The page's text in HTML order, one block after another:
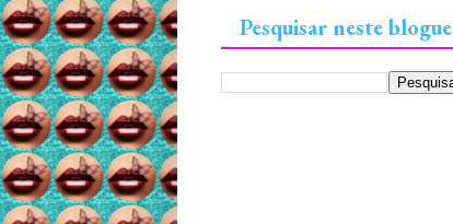
Pesquisar neste blogue